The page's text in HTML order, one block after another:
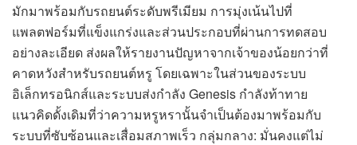
มักมาพร้อมกับรถยนต์ระดับพรีเมียม การมุ่งเน้นไปที่
แพลตฟอร์มที่แข็งแกร่งและส่วนประกอบที่ผ่านการทดสอบ
อย่างละเอียด ส่งผลให้รายงานปัญหาจากเจ้าของน้อยกว่าที่
คาดหวังสำหรับรถยนต์หรู โดยเฉพาะในส่วนของระบบ
อิเล็กทรอนิกส์และระบบส่งกำลัง Genesis กำลังท้าทาย
แนวคิดดั้งเดิมที่ว่าความหรูหรานั้นจำเป็นต้องมาพร้อมกับ
ระบบที่ซับซ้อนและเสื่อมสภาพเร็ว กลุ่มกลาง: มั่นคงแต่ไม่